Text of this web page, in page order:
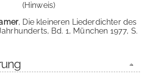
(Hinweis)
, Die kleineren Liederdichter des
Bd. 1, München 1977, S.